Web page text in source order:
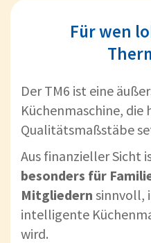
Für wen
Der TM6 ist eine
Küchenmaschine, die
Qualitätsmaßstäbe
Aus finanzieller Sicht
besonders für
Mitgliedern sinnvoll,
intelligente
wird.